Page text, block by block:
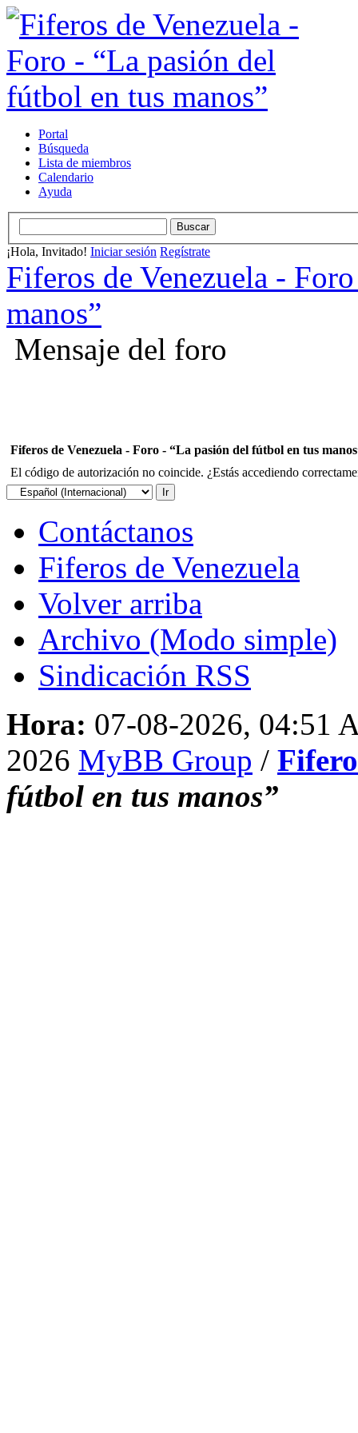
Portal
Búsqueda
Lista de miembros
Calendario
Ayuda
¡Hola, Invitado! Iniciar sesión Regístrate
Fiferos de Venezuela -
manos”
Mensaje del foro
Fiferos de Venezuela - Foro - “La pasión del fútbol en tus
El código de autorización no coincide. ¿Estás accediendo
Contáctanos
Fiferos de Venezuela
Volver arriba
Archivo (Modo simple)
Sindicación RSS
Hora: 07-08-2026, 04:51
2026 MyBB Group /
fútbol en tus manos”